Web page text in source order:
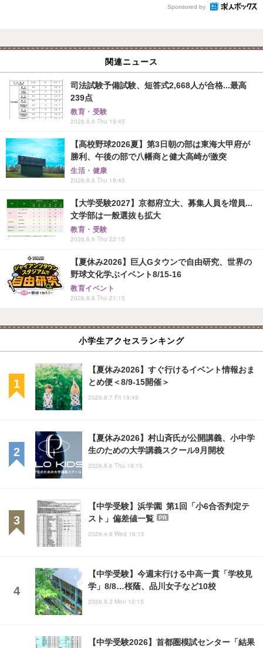
Sponsored by
関連ニュース
司法試験予備試験、短答式2,668人が合格...最高
239点
教育・受験
2026.8.6 Thu 19:45
【高校野球2026夏】第3日朝の部は東海大甲府が
勝利、午後の部で八幡商と健大高崎が激突
生活・健康
2026.8.6 Thu 18:45
【大学受験2027】京都府立大、募集人員を増員...
文学部は一般選抜も拡大
教育・受験
2026.8.6 Thu 22:15
【夏休み2026】巨人Gタウンで自由研究、世界の
野球文化学ぶイベント8/15-16
教育イベント
2026.8.6 Thu 21:15
小学生アクセスランキング
【夏休み2026】すぐ行けるイベント情報おま
とめ便＜8/9-15開催＞
2026.8.7 Fri 19:45
【夏休み2026】村山斉氏が公開講義、小中学
生のための大学講義スクール9月開校
2026.8.6 Thu 19:15
【中学受験】浜学園 第1回「小6合否判定テ
スト」偏差値一覧
PR
2026.4.8 Wed 16:15
【中学受験】今週末行ける中高一貫「学校見
学」8/8…桜蔭、品川女子など10校
2026.8.3 Mon 10:15
【中学受験2026】首都圏模試センター「結果